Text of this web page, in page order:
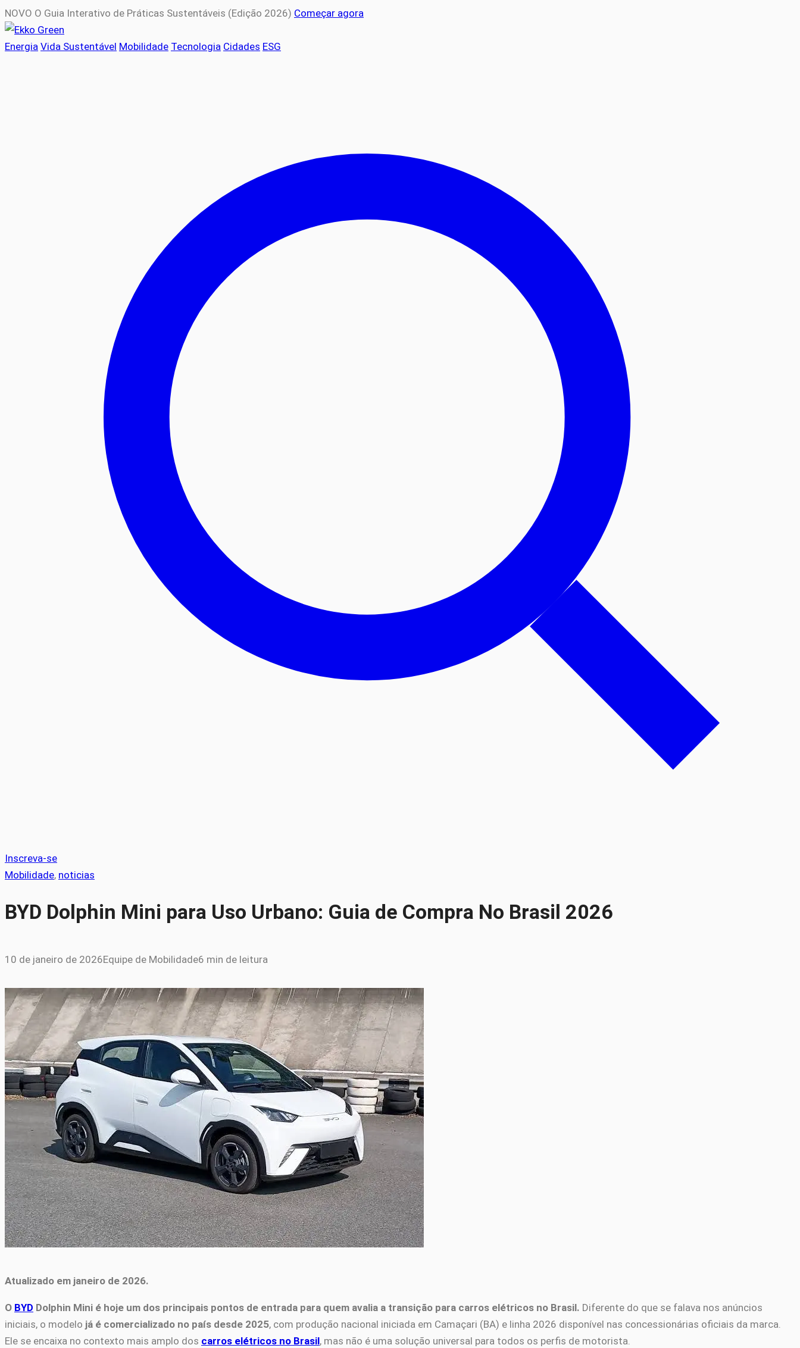
NOVO O Guia Interativo de Práticas Sustentáveis (Edição 2026) Começar agora
Energia Vida Sustentável Mobilidade Tecnologia Cidades ESG
Inscreva-se
Mobilidade, noticias
BYD Dolphin Mini para Uso Urbano: Guia de Compra No Brasil 2026
10 de janeiro de 2026Equipe de Mobilidade6 min de leitura
Atualizado em janeiro de 2026.
O BYD Dolphin Mini é hoje um dos principais pontos de entrada para quem avalia a transição para carros elétricos no Brasil. Diferente do que se falava nos anúncios
iniciais, o modelo já é comercializado no país desde 2025, com produção nacional iniciada em Camaçari (BA) e linha 2026 disponível nas concessionárias oficiais da marca.
Ele se encaixa no contexto mais amplo dos carros elétricos no Brasil, mas não é uma solução universal para todos os perfis de motorista.